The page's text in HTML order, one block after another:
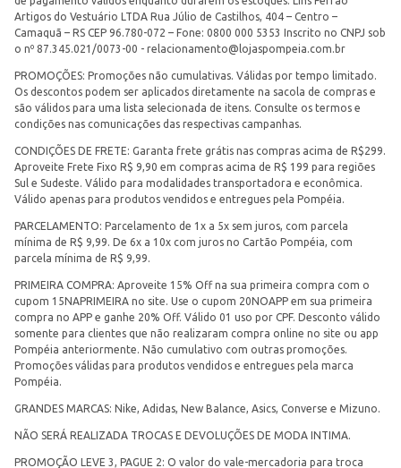
Artigos do Vestuário LTDA Rua Júlio de Castilhos, 404 – Centro –
Camaquã – RS CEP 96.780-072 – Fone: 0800 000 5353 Inscrito no CNPJ sob
o nº 87.345.021/0073-00 - relacionamento@lojaspompeia.com.br
PROMOÇÕES: Promoções não cumulativas. Válidas por tempo limitado.
Os descontos podem ser aplicados diretamente na sacola de compras e
são válidos para uma lista selecionada de itens. Consulte os termos e
condições nas comunicações das respectivas campanhas.
CONDIÇÕES DE FRETE: Garanta frete grátis nas compras acima de R$299.
Aproveite Frete Fixo R$ 9,90 em compras acima de R$ 199 para regiões
Sul e Sudeste. Válido para modalidades transportadora e econômica.
Válido apenas para produtos vendidos e entregues pela Pompéia.
PARCELAMENTO: Parcelamento de 1x a 5x sem juros, com parcela
mínima de R$ 9,99. De 6x a 10x com juros no Cartão Pompéia, com
parcela mínima de R$ 9,99.
PRIMEIRA COMPRA: Aproveite 15% Off na sua primeira compra com o
cupom 15NAPRIMEIRA no site. Use o cupom 20NOAPP em sua primeira
compra no APP e ganhe 20% Off. Válido 01 uso por CPF. Desconto válido
somente para clientes que não realizaram compra online no site ou app
Pompéia anteriormente. Não cumulativo com outras promoções.
Promoções válidas para produtos vendidos e entregues pela marca
Pompéia.
GRANDES MARCAS: Nike, Adidas, New Balance, Asics, Converse e Mizuno.
NÃO SERÁ REALIZADA TROCAS E DEVOLUÇÕES DE MODA INTIMA.
PROMOÇÃO LEVE 3, PAGUE 2: O valor do vale-mercadoria para troca